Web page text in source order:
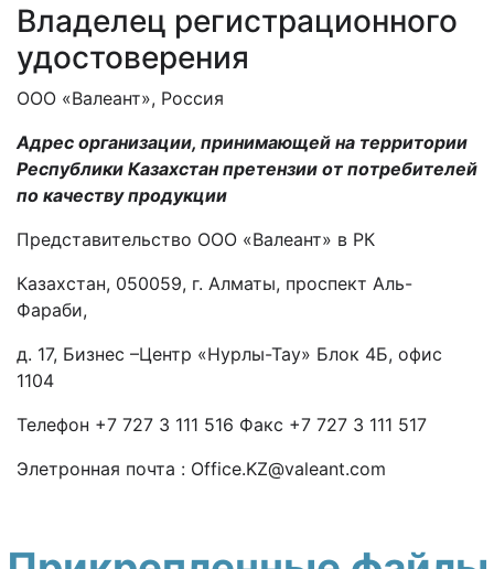
Владелец регистрационного
удостоверения
OOO «Валеант», Россия
Адрес организации, принимающей на территории
Республики Казахстан претензии от потребителей
по качеству продукции
Представительство OOO «Валеант» в РК
Казахстан, 050059, г. Алматы, проспект Аль-
Фараби,
д. 17, Бизнес –Центр «Нурлы-Тау» Блок 4Б, офис
1104
Телефон +7 727 3 111 516 Факс +7 727 3 111 517
Элетронная почта : Office.KZ@valeant.com